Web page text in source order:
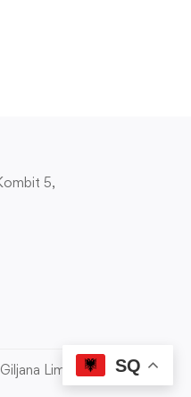
5,
Limani SQ